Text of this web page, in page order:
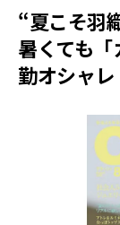
“夏こそ羽
暑くても
勤オシャレ